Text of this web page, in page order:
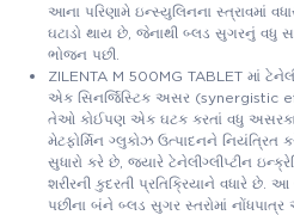
આના પરિણામે ઇન્સ્યુલિનના સ્ત્રાવમાં
ઘટાડો થાય છે, જેનાથી બ્લડ સુગરનું વધુ
ભોજન પછી.
ZILENTA M 500MG TABLET માં
એક સિનર્જિસ્ટિક અસર (synergistic
તેઓ કોઈપણ એક ઘટક કરતાં વધુ
મેટફોર્મિન ગ્લુકોઝ ઉત્પાદનને
સુધારો કરે છે, જ્યારે ટેનેલીગ્લીપ્ટીન
શરીરની કુદરતી પ્રતિક્રિયાને વધારે
પછીના બંને બ્લડ સુગર સ્તરોમાં